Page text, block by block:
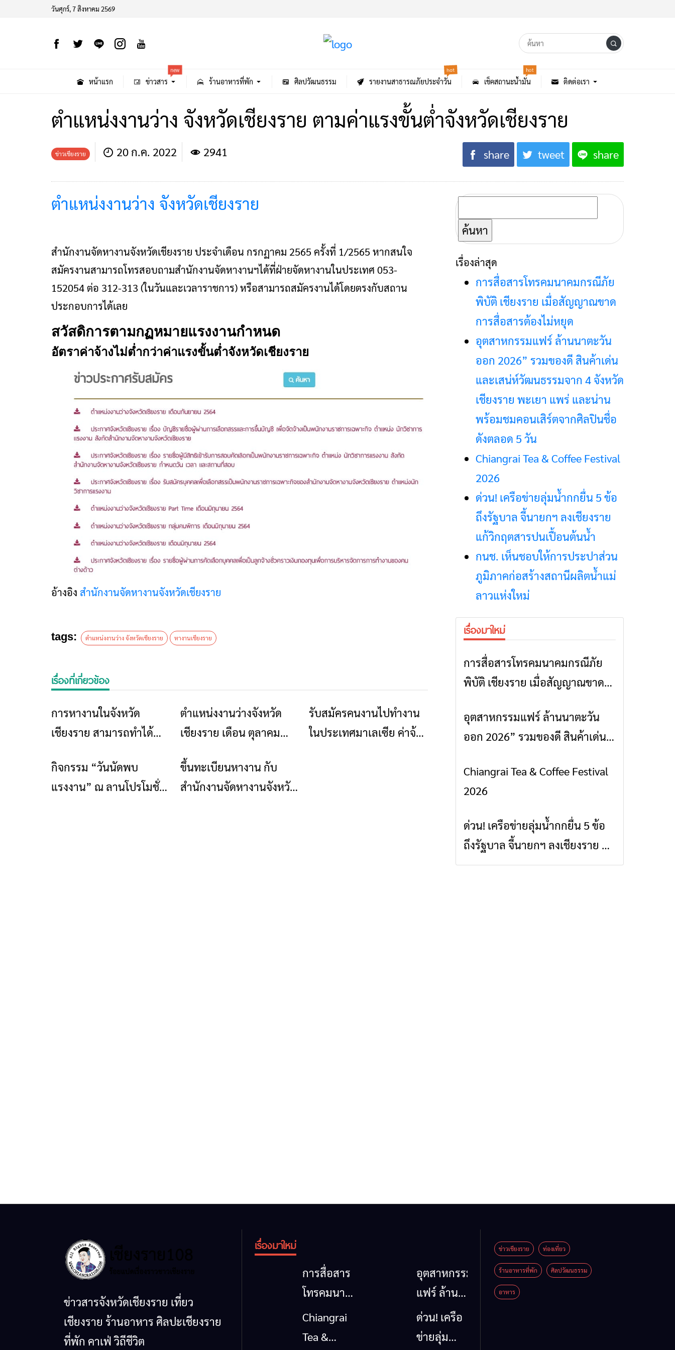
วันศุกร์, 7 สิงหาคม 2569
หน้าแรก ข่าวสาร
new
ร้านอาหารที่พัก ศิลปวัฒนธรรม รายงานสาธารณภัยประจำวัน
hot
เช็คสถานะน้ำมัน
hot
ติดต่อเรา
ตำแหน่งงานว่าง จังหวัดเชียงราย ตามค่าแรงขั้นต่ำจังหวัดเชียงราย
ข่าวเชียงราย 20 ก.ค. 2022 2941 share tweet share
ตำแหน่งงานว่าง จังหวัดเชียงราย
สำนักงานจัดหางานจังหวัดเชียงราย ประจำเดือน กรกฏาคม 2565 ครั้งที่ 1/2565 หากสนใจ
สมัครงานสามารถโทรสอบถามสำนักงานจัดหางานฯได้ที่ฝ่ายจัดหางานในประเทศ 053-
152054 ต่อ 312-313 (ในวันและเวลาราชการ) หรือสามารถสมัครงานได้โดยตรงกับสถาน
ประกอบการได้เลย
สวัสดิการตามกฏหมายแรงงานกำหนด
อัตราค่าจ้างไม่ต่ำกว่าค่าแรงขั้นต่ำจังหวัดเชียงราย
อ้างอิง สำนักงานจัดหางานจังหวัดเชียงราย
tags: ตำแหน่งงานว่าง จังหวัดเชียงราย หางานเชียงราย
เรื่องที่เกี่ยวข้อง
ข่าวเชียงราย
การหางานในจังหวัด
เชียงราย สามารถทำได้
ข่าวเชียงราย
ตำแหน่งงานว่างจังหวัด
เชียงราย เดือน ตุลาคม
ข่าวเชียงราย
รับสมัครคนงานไปทำงาน
ในประเทศมาเลเซีย ค่าจ้าง
ข่าวเชียงราย
กิจกรรม “วันนัดพบ
แรงงาน” ณ ลานโปรโมชั่น
ข่าวเชียงราย
ขึ้นทะเบียนหางาน กับ
สำนักงานจัดหางานจังหวัด
ค้นหา
สำหรับ:
เรื่องล่าสุด
การสื่อสารโทรคมนาคมกรณีภัย
พิบัติ เชียงราย เมื่อสัญญาณขาด
การสื่อสารต้องไม่หยุด
อุตสาหกรรมแฟร์ ล้านนาตะวัน
ออก 2026” รวมของดี สินค้าเด่น
และเสน่ห์วัฒนธรรมจาก 4 จังหวัด
เชียงราย พะเยา แพร่ และน่าน
พร้อมชมคอนเสิร์ตจากศิลปินชื่อ
ดังตลอด 5 วัน
Chiangrai Tea & Coffee Festival
2026
ด่วน! เครือข่ายลุ่มน้ำกกยื่น 5 ข้อ
ถึงรัฐบาล จี้นายกฯ ลงเชียงราย
แก้วิกฤตสารปนเปื้อนต้นน้ำ
กนช. เห็นชอบให้การประปาส่วน
ภูมิภาคก่อสร้างสถานีผลิตน้ำแม่
ลาวแห่งใหม่
เรื่องมาใหม่
ข่าวเชียงราย
การสื่อสารโทรคมนาคมกรณีภัย
พิบัติ เชียงราย เมื่อสัญญาณขาด
ข่าวเชียงราย
อุตสาหกรรมแฟร์ ล้านนาตะวัน
ออก 2026” รวมของดี สินค้าเด่น
เชียงราย พะเยา แพร่ และน่าน
พร้อมชมคอนเสิร์ตจากศิลปินชื่อ
ข่าวเชียงราย
Chiangrai Tea & Coffee Festival
2026
ข่าวเชียงราย
ด่วน! เครือข่ายลุ่มน้ำกกยื่น 5 ข้อ
ถึงรัฐบาล จี้นายกฯ ลงเชียงราย แก้
วิกฤตสารปนเปื้อนต้นน้ำ